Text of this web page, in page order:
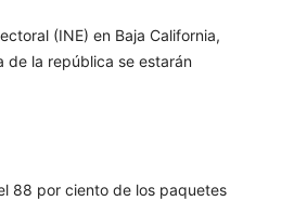
(INE) en Baja California,
de la república se estarán
88 por ciento de los paquetes